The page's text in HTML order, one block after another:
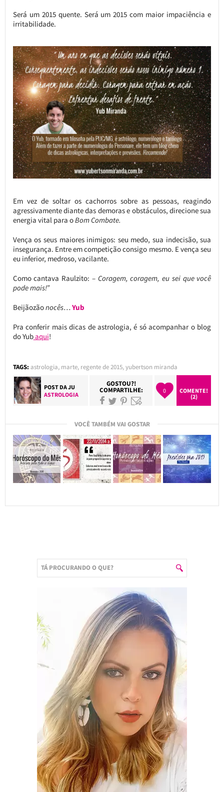
Será um 2015 quente. Será um 2015 com maior impaciência e
irritabilidade.
Em vez de soltar os cachorros sobre as pessoas, reagindo
agressivamente diante das demoras e obstáculos, direcione sua
energia vital para oBom Combate.
Vença os seus maiores inimigos: seu medo, sua indecisão, sua
insegurança. Entre em competição consigo mesmo. E vença seu
eu inferior, medroso, vacilante.
Como cantava Raulzito: – Coragem, coragem, eu sei que você
pode mais!”
Beijãozãonocês…Yub
Pra conferir mais dicas de astrologia, é só acompanhar o blog
do Yubaqui!
TAGS: astrologia, marte, regente de 2015,yubertson miranda
POST DAJU
ASTROLOGIA
GOSTOU?!
COMPARTILHE: 0
COMENTE!
(2)
VOCÊ TAMBÉM VAI GOSTAR